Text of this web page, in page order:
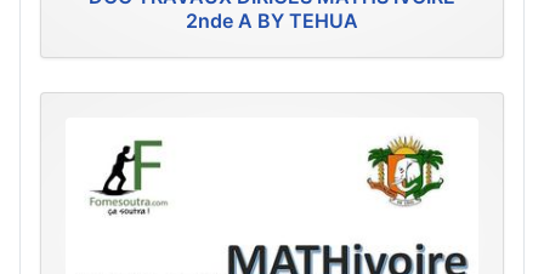
2nde A BY TEHUA